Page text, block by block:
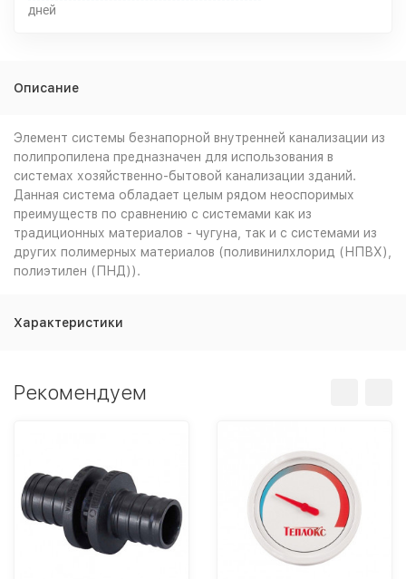
дней
Описание
Элемент системы безнапорной внутренней канализации из
полипропилена предназначен для использования в
системах хозяйственно-бытовой канализации зданий.
Данная система обладает целым рядом неоспоримых
преимуществ по сравнению с системами как из
традиционных материалов - чугуна, так и с системами из
других полимерных материалов (поливинилхлорид (НПВХ),
полиэтилен (ПНД)).
Характеристики
Рекомендуем